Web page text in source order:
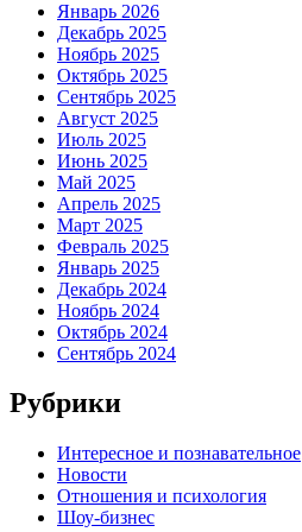
Январь 2026
Декабрь 2025
Ноябрь 2025
Октябрь 2025
Сентябрь 2025
Август 2025
Июль 2025
Июнь 2025
Май 2025
Апрель 2025
Март 2025
Февраль 2025
Январь 2025
Декабрь 2024
Ноябрь 2024
Октябрь 2024
Сентябрь 2024
Рубрики
Интересное и познавательное
Новости
Отношения и психология
Шоу-бизнес